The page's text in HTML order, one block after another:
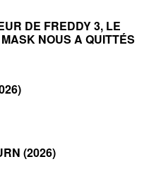
DE FREDDY 3, LE
NOUS A QUITTÉS
(2026)